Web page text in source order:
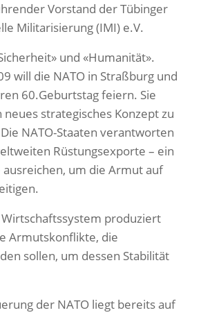
Vorstand der Tübinger
Militarisierung (IMI) e.V.
und «Humanität».
will die NATO in Straßburg und
60.Geburtstag feiern. Sie
neues strategisches Konzept zu
NATO-Staaten verantworten
Rüstungsexporte – ein
um die Armut auf
produziert
Armutskonflikte, die
sollen, um dessen Stabilität
der NATO liegt bereits auf